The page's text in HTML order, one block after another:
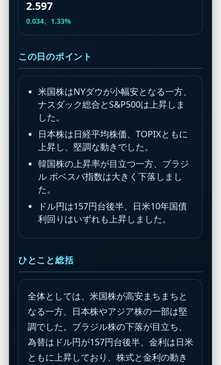
2.597
0.034、1.33%
この日のポイント
米国株はNYダウが小幅安となる一方、
ナスダック総合とS&P500は上昇しま
した。
日本株は日経平均株価、TOPIXともに
上昇し、堅調な動きでした。
韓国株の上昇率が目立つ一方、ブラジ
ル ボベスパ指数は大きく下落しまし
た。
ドル円は157円台後半、日米10年国債
利回りはいずれも上昇しました。
ひとこと総括
全体としては、米国株が高安まちまちと
なる一方、日本株やアジア株の一部は堅
調でした。ブラジル株の下落が目立ち、
為替はドル円が157円台後半、金利は日米
ともに上昇しており、株式と金利の動き